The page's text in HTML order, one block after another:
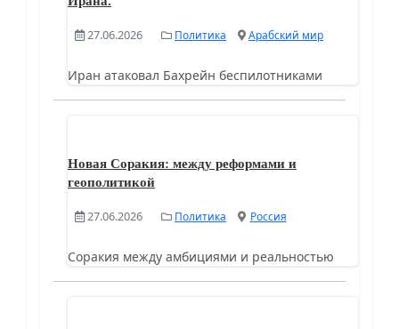
27.06.2026 Политика Арабский мир
Иран атаковал Бахрейн беспилотниками
Новая Соракия: между реформами и
геополитикой
27.06.2026 Политика Россия
Соракия между амбициями и реальностью